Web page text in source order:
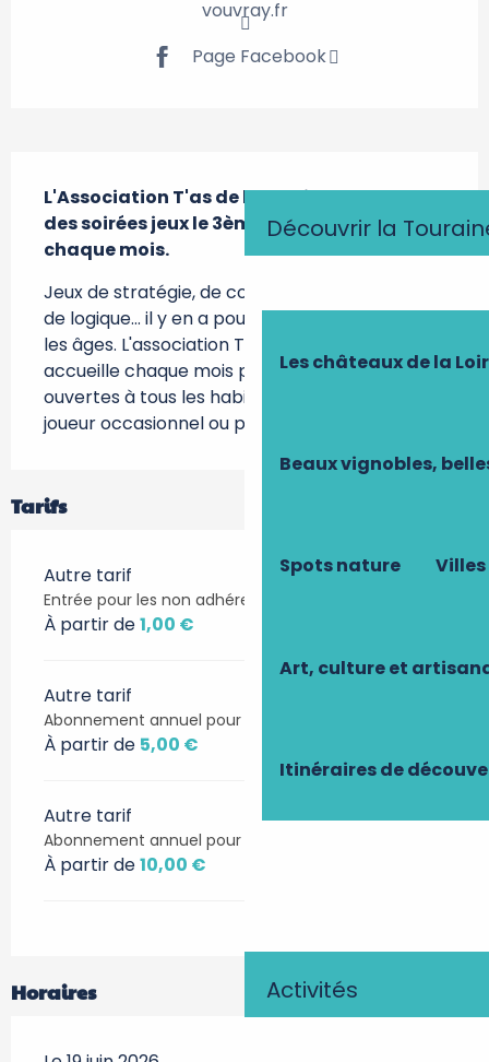
Découvrir la
Les châteaux de la
Beaux vignobles,
Spots nature
Art, culture et
Itinéraires de
Activités
vouvray.fr
Page Facebook
L'Association T'as de beaux jeux propose
des soirées jeux le 3ème vendredi de
chaque mois.
Jeux de stratégie, de coopération, de réflexion,
de logique... il y en a pour tous les goûts et tous
les âges. L'association T'as de Beaux Jeux vous
accueille chaque mois pour ses soirées jeux,
ouvertes à tous les habitants, que vous soyez
joueur occasionnel ou passionné !
Tarifs
Autre tarif
Entrée pour les non adhérents
À partir de1,00 €
Autre tarif
Abonnement annuel pour 1 personne
À partir de 5,00 €
Autre tarif
Abonnement annuel pour 1 famille
À partir de10,00 €
Horaires